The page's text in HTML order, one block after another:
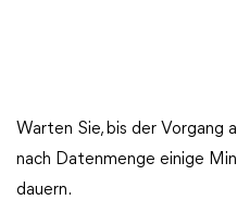
Warten Sie, bis der Vorgang
nach Datenmenge einige
dauern.